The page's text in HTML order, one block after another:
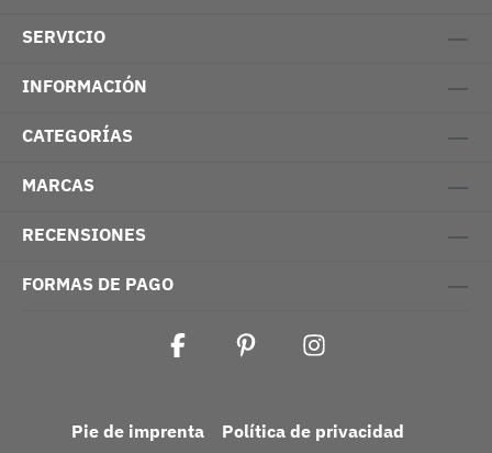
SERVICIO
INFORMACIÓN
CATEGORÍAS
MARCAS
RECENSIONES
FORMAS DE PAGO
Pie de imprenta Política de privacidad